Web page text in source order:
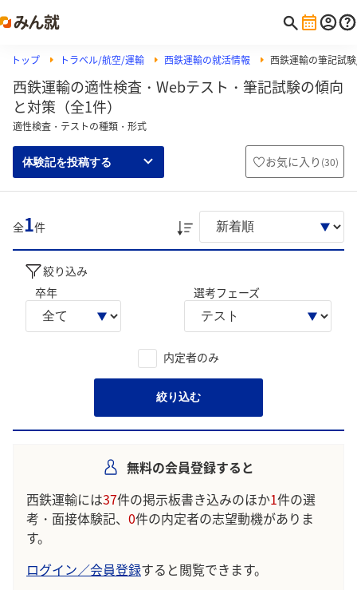
トップ トラベル/航空/運輸 西鉄運輸の就活情報 西鉄運輸の筆記試
西鉄運輸の適性検査・Webテスト・筆記試験の傾向
と対策（全1件）
適性検査・テストの種類・形式
体験記を投稿する お気に入り (30)
全1件
絞り込み
卒年
選考フェーズ
内定者のみ
絞り込む
無料の会員登録すると
西鉄運輸には37件の掲示板書き込みのほか1件の選
考・面接体験記、 0件の内定者の志望動機がありま
す。
ログイン／会員登録すると閲覧できます。